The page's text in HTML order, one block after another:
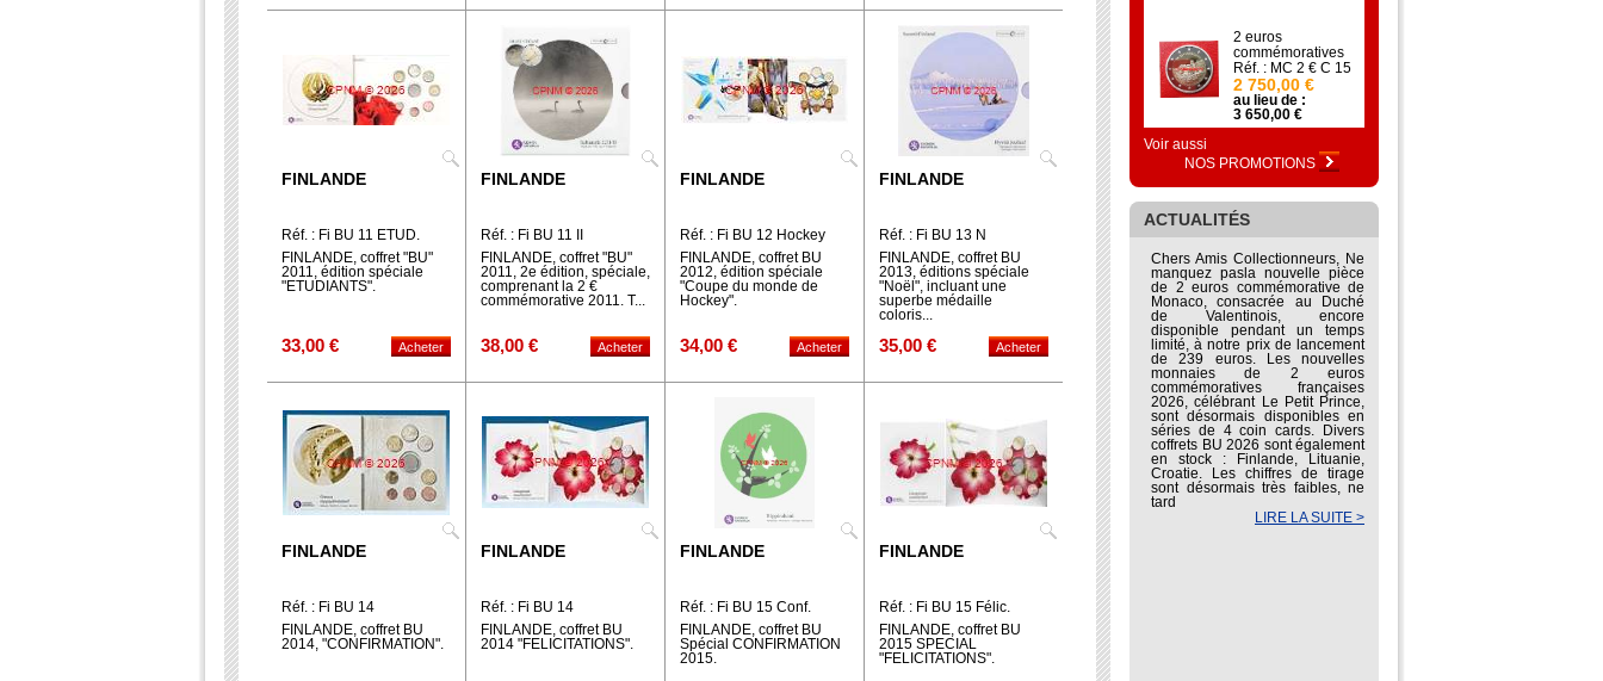
FINLANDE
Réf. : Fi BU 11 ETUD.
FINLANDE, coffret "BU"
2011, édition spéciale
"ETUDIANTS".
33,00 €
FINLANDE
Réf. : Fi BU 11 II
FINLANDE, coffret "BU"
2011, 2e édition, spéciale,
comprenant la 2 €
commémorative 2011. T...
38,00 €
FINLANDE
Réf. : Fi BU 12 Hockey
FINLANDE, coffret BU
2012, édition spéciale
"Coupe du monde de
Hockey".
34,00 €
FINLANDE
Réf. : Fi BU 13 N
FINLANDE, coffret BU
2013, éditions spéciale
"Noël", incluant une
superbe médaille
coloris...
35,00 €
FINLANDE
Réf. : Fi BU 14
CONFIRMATION
FINLANDE, coffret BU
2014, "CONFIRMATION".
FINLANDE
Réf. : Fi BU 14
FELICITATIONS
FINLANDE, coffret BU
2014 "FELICITATIONS".
FINLANDE
Réf. : Fi BU 15 Conf.
FINLANDE, coffret BU
Spécial CONFIRMATION
2015.
FINLANDE
Réf. : Fi BU 15 Félic.
FINLANDE, coffret BU
2015 SPECIAL
"FELICITATIONS".
2 euros
commémoratives
Réf. : MC 2 € C 15
2 750,00 €
au lieu de :
3 650,00 €
Voir aussi
NOS PROMOTIONS
ACTUALITÉS
Chers Amis Collectionneurs, Ne
manquez pasla nouvelle pièce
de 2 euros commémorative de
Monaco, consacrée au Duché
de Valentinois, encore
disponible pendant un temps
limité, à notre prix de lancement
de 239 euros. Les nouvelles
monnaies de 2 euros
commémoratives françaises
2026, célébrant Le Petit Prince,
sont désormais disponibles en
séries de 4 coin cards. Divers
coffrets BU 2026 sont également
en stock : Finlande, Lituanie,
Croatie. Les chiffres de tirage
sont désormais très faibles, ne
tard
LIRE LA SUITE >